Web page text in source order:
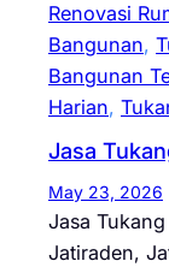
Renovasi
Bangunan,
Bangunan
Harian,
Jasa
May 23, 2026
Jasa
Jatiraden,